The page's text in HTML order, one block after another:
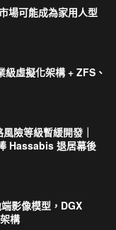
場可能成為家用人型
級虛擬化架構 + ZFS、
險等級暫緩開發｜
Hassabis 退居幕後
影像模型，DGX
構